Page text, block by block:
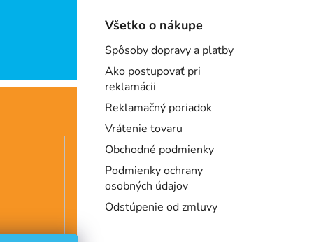
Všetko o nákupe
Spôsoby dopravy a platby
Ako postupovať pri
reklamácii
Reklamačný poriadok
Vrátenie tovaru
Obchodné podmienky
Podmienky ochrany
osobných údajov
Odstúpenie od zmluvy